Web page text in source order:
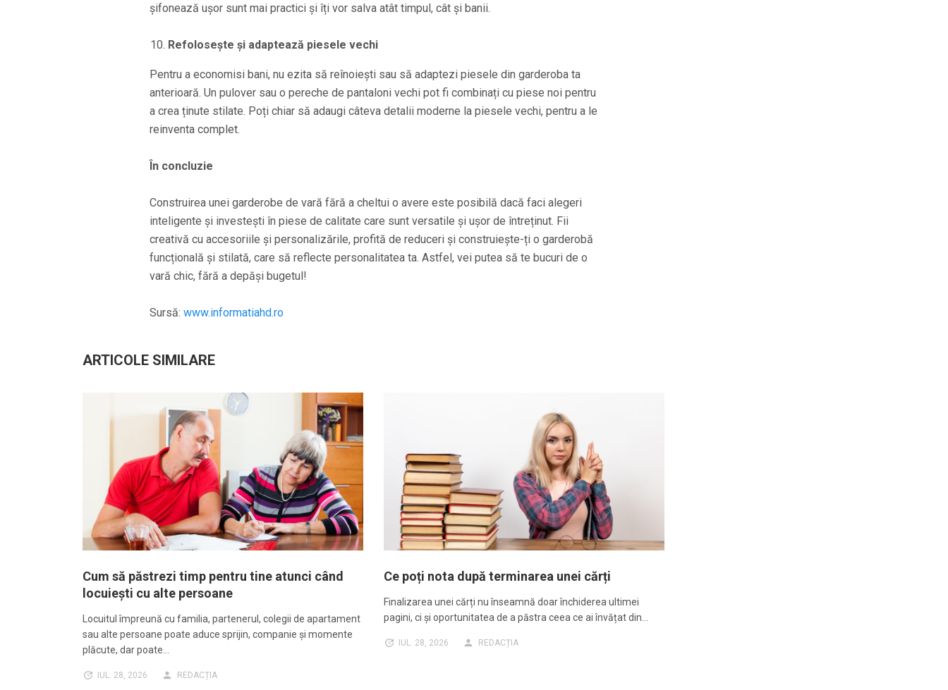
șifonează ușor sunt mai practici și îți vor salva atât timpul, cât și banii.
Refolosește și adaptează piesele vechi
Pentru a economisi bani, nu ezita să reînoiești sau să adaptezi piesele din garderoba ta
anterioară. Un pulover sau o pereche de pantaloni vechi pot fi combinați cu piese noi pentru
a crea ținute stilate. Poți chiar să adaugi câteva detalii moderne la piesele vechi, pentru a le
reinventa complet.
În concluzie
Construirea unei garderobe de vară fără a cheltui o avere este posibilă dacă faci alegeri
inteligente și investești în piese de calitate care sunt versatile și ușor de întreținut. Fii
creativă cu accesoriile și personalizările, profită de reduceri și construiește-ți o garderobă
funcțională și stilată, care să reflecte personalitatea ta. Astfel, vei putea să te bucuri de o
vară chic, fără a depăși bugetul!
Sursă: www.informatiahd.ro
ARTICOLE SIMILARE
Cum să păstrezi timp pentru tine atunci când
locuiești cu alte persoane
Locuitul împreună cu familia, partenerul, colegii de apartament
sau alte persoane poate aduce sprijin, companie și momente
plăcute, dar poate…
IUL. 28, 2026 REDACȚIA
Ce poți nota după terminarea unei cărți
Finalizarea unei cărți nu înseamnă doar închiderea ultimei
pagini, ci și oportunitatea de a păstra ceea ce ai învățat din…
IUL. 28, 2026 REDACȚIA